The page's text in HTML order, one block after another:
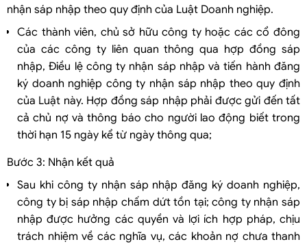
nhận sáp nhập theo quy định của Luật Doanh nghiệp.
Các thành viên, chủ sở hữu công ty hoặc các cổ đông
của các công ty liên quan thông qua hợp đồng sáp
nhập, Điều lệ công ty nhận sáp nhập và tiến hành đăng
ký doanh nghiệp công ty nhận sáp nhập theo quy định
của Luật này. Hợp đồng sáp nhập phải được gửi đến tất
cả chủ nợ và thông báo cho người lao động biết trong
thời hạn 15 ngày kể từ ngày thông qua;
Bước 3: Nhận kết quả
Sau khi công ty nhận sáp nhập đăng ký doanh nghiệp,
công ty bị sáp nhập chấm dứt tồn tại; công ty nhận sáp
nhập được hưởng các quyền và lợi ích hợp pháp, chịu
trách nhiệm về các nghĩa vụ, các khoản nợ chưa thanh